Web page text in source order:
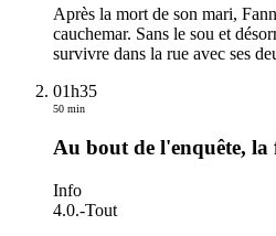
Après la mort de son mari,
cauchemar. Sans le sou et
survivre dans la rue avec ses
01h35
50 min
Au bout de l'enquête,
Info
4.0.-Tout